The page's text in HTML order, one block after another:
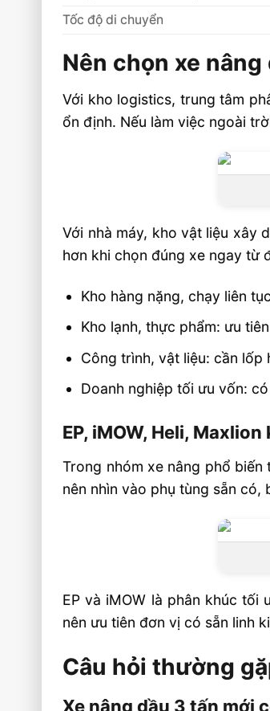
Tốc độ di chuyển
Nên chọn xe
Với kho logistics, trung tâm
ổn định. Nếu làm việc ngoài
Với nhà máy, kho vật liệu xây
hơn khi chọn đúng xe ngay từ
Kho hàng nặng, chạy liên
Kho lạnh, thực phẩm: ưu
Công trình, vật liệu: cần
Doanh nghiệp tối ưu vốn:
EP, iMOW, Heli,
Trong nhóm xe nâng phổ
nên nhìn vào phụ tùng sẵn
EP và iMOW là phân khúc tối
nên ưu tiên đơn vị có sẵn linh
Câu hỏi thường
Xe nâng dầu 3 tấn mới